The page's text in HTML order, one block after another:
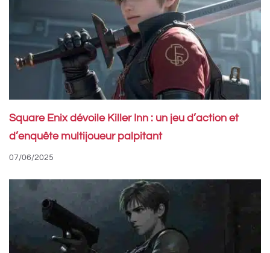
Square Enix dévoile Killer Inn : un jeu d’action et
d’enquête multijoueur palpitant
07/06/2025